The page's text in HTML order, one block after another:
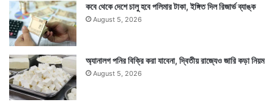
কবে থেকে দেশে চালু হবে পলিমার টাকা, ইঙ্গিত দিল রিজার্ভ ব্যাঙ্ক
August 5, 2026
অ্যানালগ পনির বিক্রি করা যাবেনা, দ্বিতীয় রাজ্যেও জারি কড়া নিয়ম
August 5, 2026